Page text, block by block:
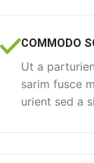
COMMODO
Ut a
sarim fusce
urient sed a